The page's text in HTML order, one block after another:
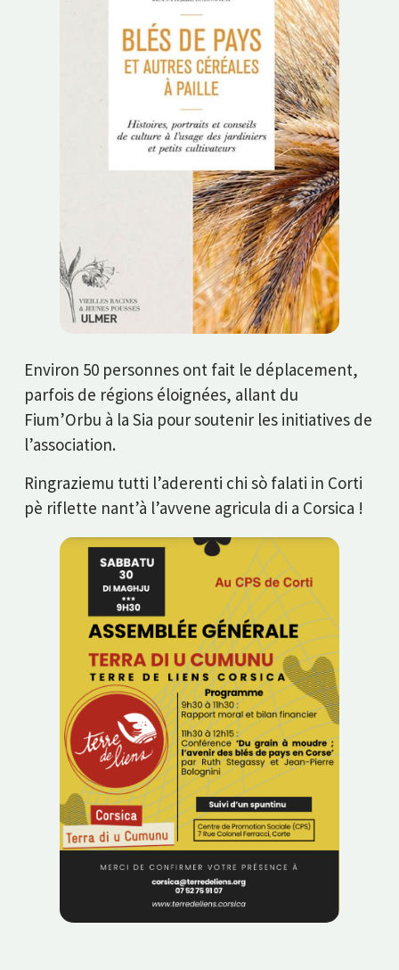
Environ 50 personnes ont fait le déplacement,
parfois de régions éloignées, allant du
Fium’Orbu à la Sia pour soutenir les initiatives de
l’association.
Ringraziemu tutti l’aderenti chi sò falati in Corti
pè riflette nant’à l’avvene agricula di a Corsica !